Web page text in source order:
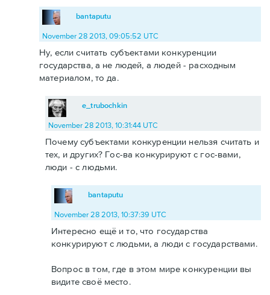
bantaputu
November 28 2013, 09:05:52 UTC
Ну, если считать субъектами конкуренции
государства, а не людей, а людей - расходным
материалом, то да.
e_trubochkin
November 28 2013, 10:31:44 UTC
Почему субъектами конкуренции нельзя считать и
тех, и других? Гос-ва конкурируют с гос-вами,
люди - с людьми.
bantaputu
November 28 2013, 10:37:39 UTC
Интересно ещё и то, что государства
конкурируют с людьми, а люди с государствами.
Вопрос в том, где в этом мире конкуренции вы
видите своё место.